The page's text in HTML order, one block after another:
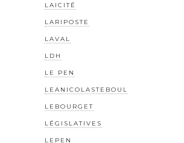
LAICITÉ
LARIPOSTE
LAVAL
LDH
LE PEN
LEANICOLASTEBOUL
LEBOURGET
LÉGISLATIVES
LEPEN